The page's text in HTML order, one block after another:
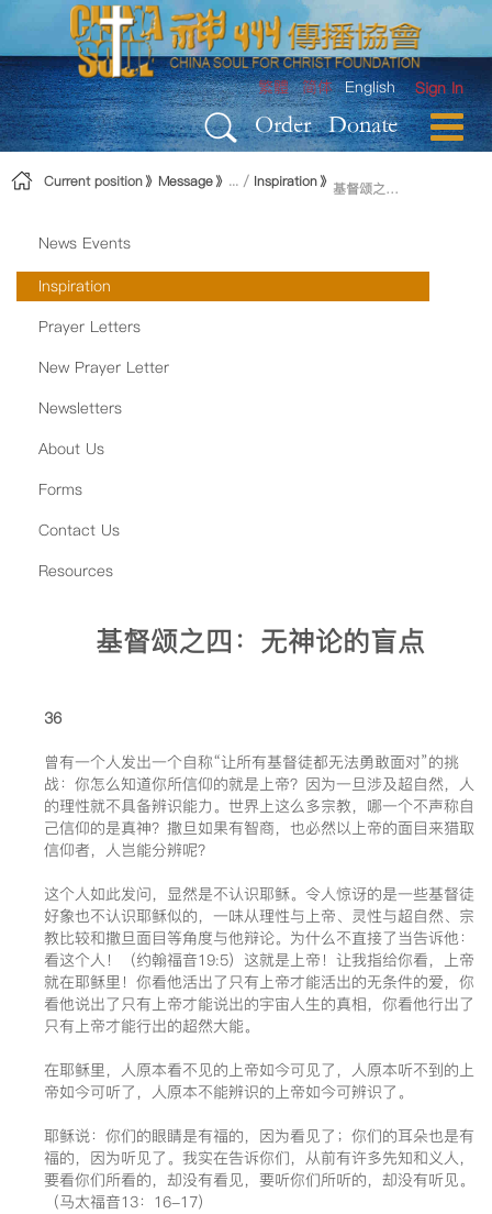
Skip to Content
Sign In
繁體 简体 English
Order Donate
Current position Message Inspiration 基督颂之四：无神论的盲点
News Events
Inspiration
Prayer Letters
New Prayer Letter
Newsletters
About Us
Forms
Contact Us
Resources
基督颂之四：无神论的盲点
36
曾有一个人发出一个自称“让所有基督徒都无法勇敢面对”的挑
战：你怎么知道你所信仰的就是上帝？因为一旦涉及超自然，人
的理性就不具备辨识能力。世界上这么多宗教，哪一个不声称自
己信仰的是真神？撒旦如果有智商，也必然以上帝的面目来猎取
信仰者，人岂能分辨呢？
这个人如此发问，显然是不认识耶稣。令人惊讶的是一些基督徒
好象也不认识耶稣似的，一味从理性与上帝、灵性与超自然、宗
教比较和撒旦面目等角度与他辩论。为什么不直接了当告诉他：
看这个人！（约翰福音19:5）这就是上帝！让我指给你看，上帝
就在耶稣里！你看他活出了只有上帝才能活出的无条件的爱，你
看他说出了只有上帝才能说出的宇宙人生的真相，你看他行出了
只有上帝才能行出的超然大能。
在耶稣里，人原本看不见的上帝如今可见了，人原本听不到的上
帝如今可听了，人原本不能辨识的上帝如今可辨识了。
耶稣说：你们的眼睛是有福的，因为看见了；你们的耳朵也是有
福的，因为听见了。我实在告诉你们，从前有许多先知和义人，
要看你们所看的，却没有看见，要听你们所听的，却没有听见。
（马太福音13：16-17）